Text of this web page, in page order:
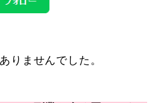
りませんでした。